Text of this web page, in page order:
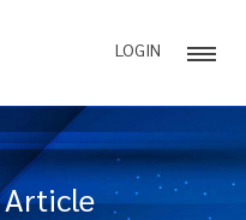
LOGIN
Article